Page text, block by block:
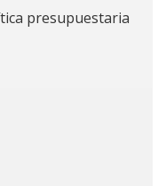
presupuestaria